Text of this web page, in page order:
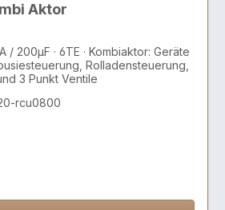
Aktor
/ 200µF · 6TE · Kombiaktor: Geräte
Rolladensteuerung,
3 Punkt Ventile
rcu0800